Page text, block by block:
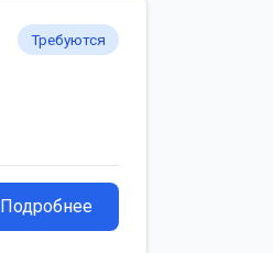
Требуются
Подробнее